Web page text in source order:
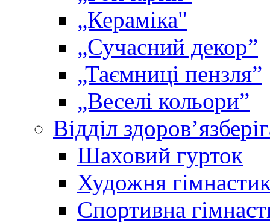
„Кераміка"
„Сучасний декор”
„Таємниці пензля”
„Веселі кольори”
Відділ
Шаховий гурток
Художня
Спортивна